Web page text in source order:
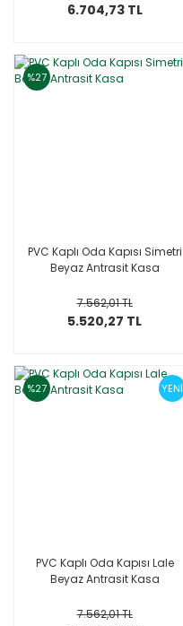
6.704,73 TL
%27
PVC Kaplı Oda Kapısı Simetri
Beyaz Antrasit Kasa
7.562,01 TL
5.520,27 TL
%27 YENİ
PVC Kaplı Oda Kapısı Lale
Beyaz Antrasit Kasa
7.562,01 TL